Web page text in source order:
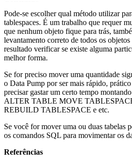
Pode-se escolher qual método utilizar
tablespaces. É um trabalho que requer
que nenhum objeto fique para trás,
levantamento correto de todos os
resultado verificar se existe alguma
melhor forma.
Se for preciso mover uma quantidade
o Data Pump por ser mais rápido,
precisar gastar um certo tempo
ALTER TABLE MOVE
REBUILD TABLESPACE e etc.
Se você for mover uma ou duas tabelas
os comandos SQL para movimentar os
Referências